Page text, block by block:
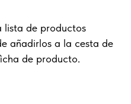
lista de productos
añadirlos a la cesta de
de producto.